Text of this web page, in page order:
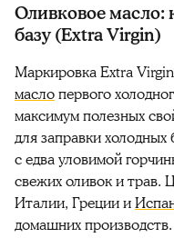
Оливковое масло:
базу (Extra Virgin)
Маркировка Extra
маслопервого
максимум полезных
для заправки
с едва уловимой
свежих оливок и трав.
Италии, Греции и
домашних производств.